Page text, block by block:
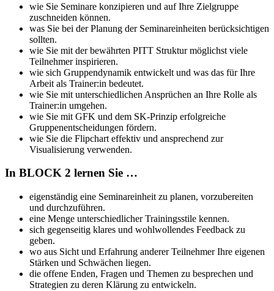
wie Sie Seminare konzipieren und auf Ihre Zielgruppe
zuschneiden können.
was Sie bei der Planung der Seminareinheiten berücksichtigen
sollten.
wie Sie mit der bewährten PITT Struktur möglichst viele
Teilnehmer inspirieren.
wie sich Gruppendynamik entwickelt und was das für Ihre
Arbeit als Trainer:in bedeutet.
wie Sie mit unterschiedlichen Ansprüchen an Ihre Rolle als
Trainer:in umgehen.
wie Sie mit GFK und dem SK-Prinzip erfolgreiche
Gruppenentscheidungen fördern.
wie Sie die Flipchart effektiv und ansprechend zur
Visualisierung verwenden.
In BLOCK 2 lernen Sie …
eigenständig eine Seminareinheit zu planen, vorzubereiten
und durchzuführen.
eine Menge unterschiedlicher Trainingsstile kennen.
sich gegenseitig klares und wohlwollendes Feedback zu
geben.
wo aus Sicht und Erfahrung anderer Teilnehmer Ihre eigenen
Stärken und Schwächen liegen.
die offene Enden, Fragen und Themen zu besprechen und
Strategien zu deren Klärung zu entwickeln.